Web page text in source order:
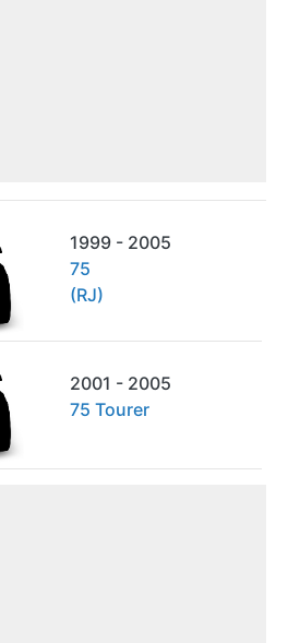
1999 - 2005
75
(RJ)
2001 - 2005
75 Tourer